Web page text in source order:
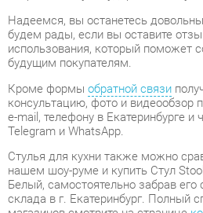
консультацию, фото и видеообзор
e-mail, телефону в Екатеринбурге и
Telegram и WhatsApp.
нашем шоу-руме и купить Стул Stool
Белый, самостоятельно забрав его с
склада в г. Екатеринбург. Полный
магазинов смотрите на странице
Материал
Цвет